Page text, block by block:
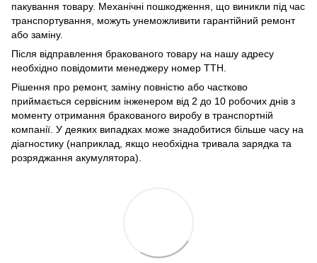
пакування товару. Механічні пошкодження, що виникли під час
транспортування, можуть унеможливити гарантійний ремонт
або заміну.
Після відправлення бракованого товару на нашу адресу
необхідно повідомити менеджеру номер ТТН.
Рішення про ремонт, заміну повністю або частково
приймається сервісним інженером від 2 до 10 робочих днів з
моменту отримання бракованого виробу в транспортній
компанії. У деяких випадках може знадобитися більше часу на
діагностику (наприклад, якщо необхідна тривала зарядка та
розряджання акумулятора).